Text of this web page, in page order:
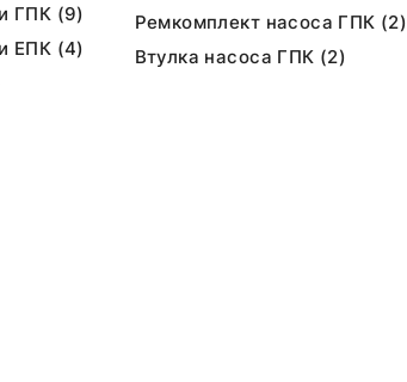
ГПК (9)
ЕПК (4)
Ремкомплект насоса ГПК (2)
Втулка насоса ГПК (2)